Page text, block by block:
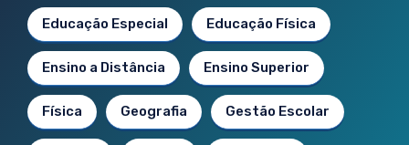
Educação Especial Educação Física
Ensino a Distância Ensino Superior
Física Geografia Gestão Escolar